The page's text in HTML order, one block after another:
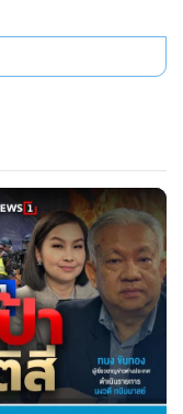
า ขึ้นอยู่กับเพื่อไทย
ๆ ก็จะถึง พ.ค.
น้อยขึ้นมาก็เป็นไปได้
นทานุมัติที่สร้างขึ้นมา
งกัน เพื่อไทยจะ
ม่ชอบอีกฝ่ายมี
า ขึ้นกับเพื่อไทยจะสู้
งรีบเปลี่ยนขั้ว